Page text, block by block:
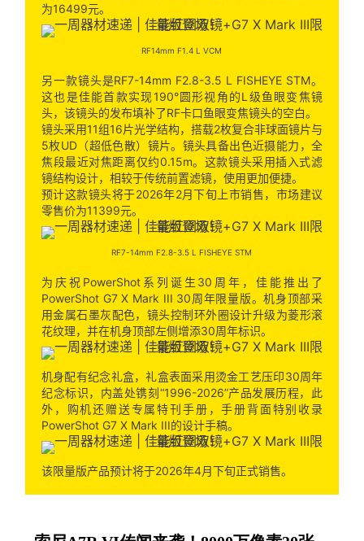
为16499元。
RF14mm F1.4 L VCM
另一款镜头是RF7-14mm F2.8-3.5 L FISHEYE STM。
这也是佳能首款实现190°圆形视角的L级鱼眼变焦镜
头，该镜头的发布填补了RF卡口鱼眼变焦镜头的空白。
镜头采用11组16片光学结构，搭载2枚复合非球面镜片与
5枚UD（超低色散）镜片。镜头具备出色近摄能力，全
焦段最近对焦距离仅约0.15m。这款镜头采用插入式滤
镜结构设计，相较于传统前置滤镜，使用更加便捷。
预计这款镜头将于2026年2月下旬上市销售，市场建议
零售价为11399元。
RF7-14mm F2.8-3.5 L FISHEYE STM
为庆祝PowerShot系列诞生30周年，佳能推出了
PowerShot G7 X Mark III 30周年限量版。机身顶部采
用金属石墨灰配色，镜头控制环外圈设计升级为菱形滚
花纹理，并在机身顶部左侧增添30周年标识。
机身配有纪念礼盒，礼盒表面采用烫金工艺压印30周年
纪念标识，内盖处镌刻“1996-2026”产品发展历程，此
外，购机还赠送专属特刊手册，手册背面特别收录
PowerShot G7 X Mark III的设计手稿。
该限量版产品预计将于2026年4月下旬正式销售。